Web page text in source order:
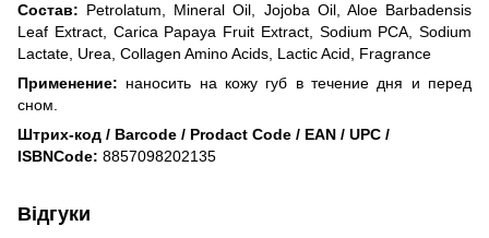
Состав: Petrolatum Mineral Oil Jojoba Oil, Aloe Barbadensis
Leaf Extract, Carica Papaya Fruit Extract, Sodium PСA, Sodium
Lactate Urea Collagen AminoAcids LacticAcid
Fragrance
Применение: наносить на кожу губ в течение дня и перед
сном.
Штрих-код / Barcode / Prodact Code / EAN / UPC /
ISBNCode: 8857098202135
Відгуки